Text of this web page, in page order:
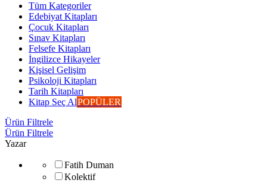
Tüm Kategoriler
Edebiyat Kitapları
Çocuk Kitapları
Sınav Kitapları
Felsefe Kitapları
İngilizce Hikayeler
Kişisel Gelişim
Psikoloji Kitapları
Tarih Kitapları
Kitap Seç AlPOPÜLER
Ürün Filtrele
Ürün Filtrele
Yazar
Fatih Duman
Kolektif